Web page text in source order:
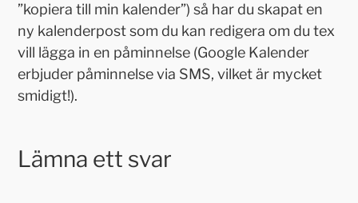
”kopiera till min kalender”) så har du skapat en
ny kalenderpost som du kan redigera om du tex
vill lägga in en påminnelse (Google Kalender
erbjuder påminnelse via SMS, vilket är mycket
smidigt!).
Lämna ett svar